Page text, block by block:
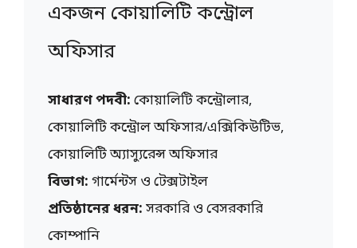
একজন কোয়ালিটি কন্ট্রোল
অফিসার
সাধারণ পদবী: কোয়ালিটি কন্ট্রোলার,
কোয়ালিটি কন্ট্রোল অফিসার/এক্সিকিউটিভ,
কোয়ালিটি অ্যাস্যুরেন্স অফিসার
বিভাগ: গার্মেন্টস ও টেক্সটাইল
প্রতিষ্ঠানের ধরন: সরকারি ও বেসরকারি
কোম্পানি